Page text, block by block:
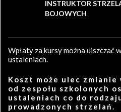
INSTRUKTOR
BOJOWYCH
Wpłaty za kursy można uiszczać
ustaleniach.
Koszt może ulec zmianie
od zespołu szkolonych
ustaleniach co do
prowadzonych strzelań.